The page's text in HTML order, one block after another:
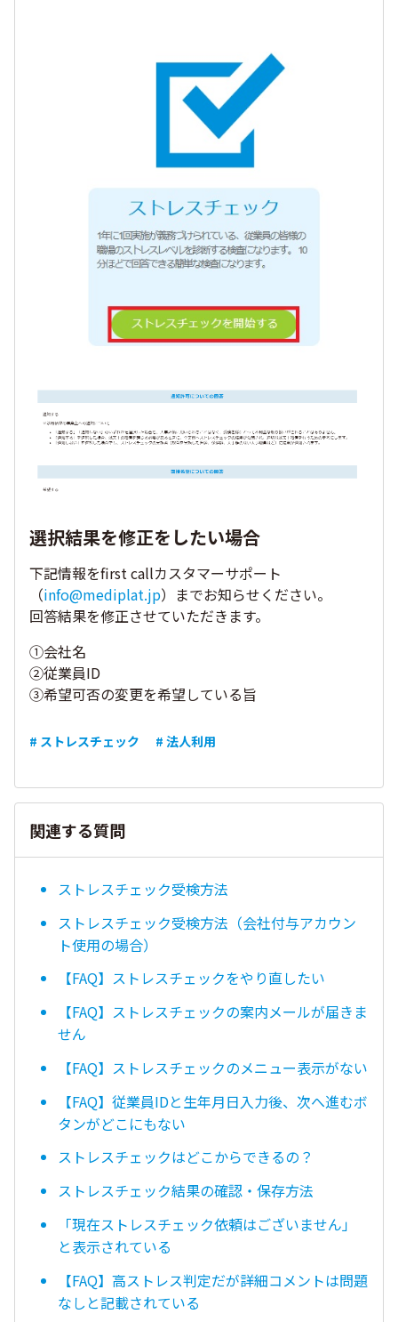
選択結果を修正をしたい場合
下記情報をfirst callカスタマーサポート
（info@mediplat.jp）までお知らせください。
回答結果を修正させていただきます。
①会社名
②従業員ID
③希望可否の変更を希望している旨
# ストレスチェック # 法人利用
関連する質問
ストレスチェック受検方法
ストレスチェック受検方法（会社付与アカウン
ト使用の場合）
【FAQ】ストレスチェックをやり直したい
【FAQ】ストレスチェックの案内メールが届きま
せん
【FAQ】ストレスチェックのメニュー表示がない
【FAQ】従業員IDと生年月日入力後、次へ進むボ
タンがどこにもない
ストレスチェックはどこからできるの？
ストレスチェック結果の確認・保存方法
「現在ストレスチェック依頼はございません」
と表示されている
【FAQ】高ストレス判定だが詳細コメントは問題
なしと記載されている